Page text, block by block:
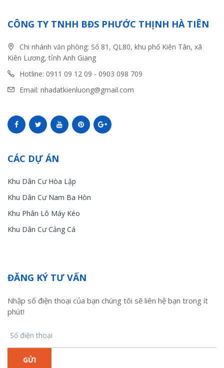
CÔNG TY TNHH BĐS PHƯỚC THỊNH HÀ TIÊN
Chi nhánh văn phòng: Số 81, QL80, khu phố Kiên Tân, xã
Kiên Lương, tỉnh Anh Giang
Hotline: 0911 09 12 09 - 0903 098 709
Email: nhadatkienluong@gmail.com
CÁC DỰ ÁN
Khu Dân Cư Hòa Lập
Khu Dân Cư Nam Ba Hòn
Khu Phân Lô Máy Kéo
Khu Dân Cư Cảng Cá
ĐĂNG KÝ TƯ VẤN
Nhập số điện thoại của bạn chúng tôi sẽ liên hệ bạn trong ít
phút!